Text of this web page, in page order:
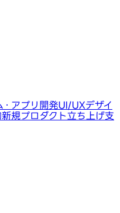
アプリ開発UI/UXデザイ
新規プロダクト立ち上げ支